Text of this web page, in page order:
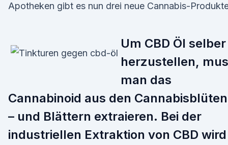
Apotheken gibt es nun drei neue Cannabis-
Um CBD Öl selber
herzustellen,
man das
Cannabinoid aus den
– und Blättern extraieren. Bei der
industriellen Extraktion von CBD wird